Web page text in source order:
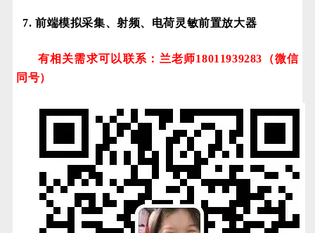
7. 前端模拟采集、射频、电荷灵敏前置放大器
有相关需求可以联系：兰老师18011939283（微信
同号）